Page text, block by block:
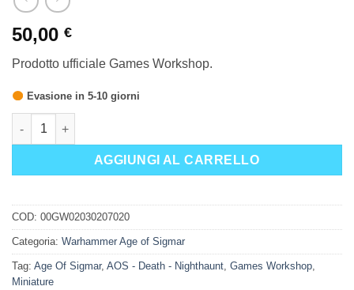
50,00 €
Prodotto ufficiale Games Workshop.
Evasione in 5-10 giorni
TOMO DA GUERRA: NIGHTHAUNT (ITA) quantità
AGGIUNGI AL CARRELLO
COD: 00GW02030207020
Categoria: Warhammer Age of Sigmar
Tag: Age Of Sigmar, AOS - Death - Nighthaunt Games Workshop
Miniature